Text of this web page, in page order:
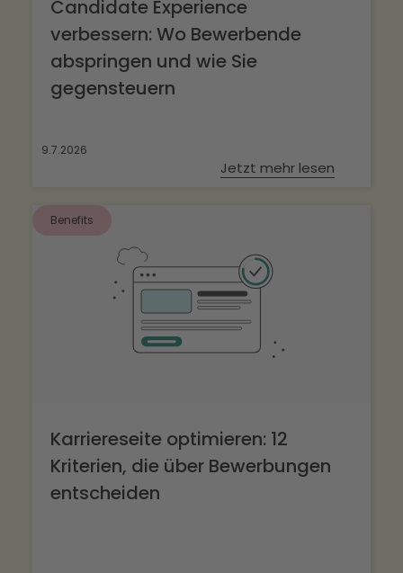
Candidate Experience
verbessern: Wo Bewerbende
abspringen und wie Sie
gegensteuern
9.7.2026
Jetzt mehr lesen
Benefits
Karriereseite optimieren: 12
Kriterien, die über Bewerbungen
entscheiden